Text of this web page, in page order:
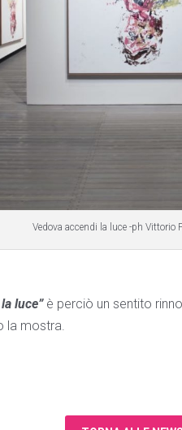
Vedova accendi la luce -ph Vittorio
luce” è perciò un sentito
la mostra.